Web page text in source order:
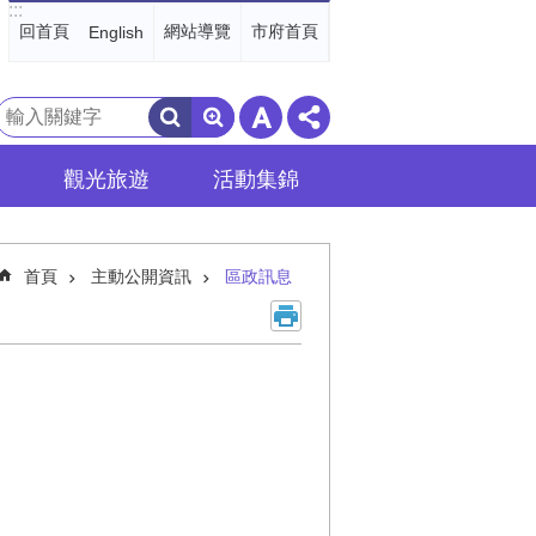
:::
回首頁 English 網站導覽 市府首頁
搜
尋
觀光旅遊 活動集錦
首頁 主動公開資訊 區政訊息